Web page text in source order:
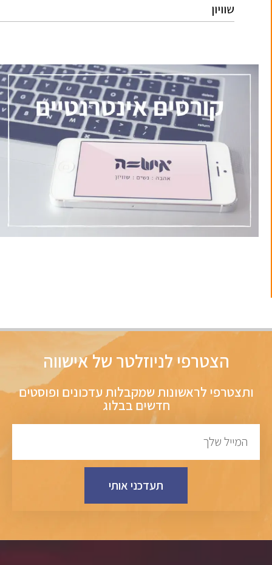
שוויון
הצטרפי לניוזלטר של אישווה
ותצטרפי לראשונות שמקבלות עדכונים ופוסטים
חדשים בבלוג
תעדכני אותי